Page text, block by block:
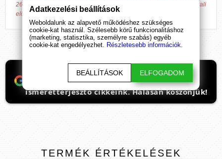
26.) ESzCsM rendeletben írtakat, továbbá a gazdasági versenyhivatali
előírásokat.
Ha támogatnád a munkánkat, itt tudod
beállítani, hogy előre kerüljenek
ismeretterjesztő cikkeink. Hálásan köszönjük!
TERMÉK ÉRTÉKELÉSEK
Adatkezelési beállítások
Weboldalunk az alapvető működéshez szükséges
cookie-kat használ. Szélesebb körű funkcionalitáshoz
(marketing, statisztika, személyre szabás) egyéb
cookie-kat engedélyezhet. Részletesebb információk.
BEÁLLÍTÁSOK ELFOGADOM